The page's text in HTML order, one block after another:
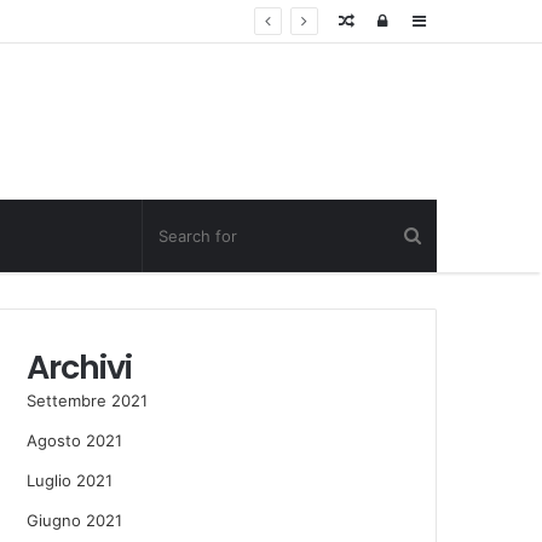
Sidebar
Log
Random
Archivi
Settembre 2021
Agosto 2021
Luglio 2021
Giugno 2021